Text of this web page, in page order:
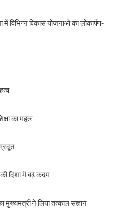
में विभिन्न विकास योजनाओं का लोकार्पण-
का महत्व
दिशा में बढ़े कदम
मुख्यमंत्री ने लिया तत्काल संज्ञान